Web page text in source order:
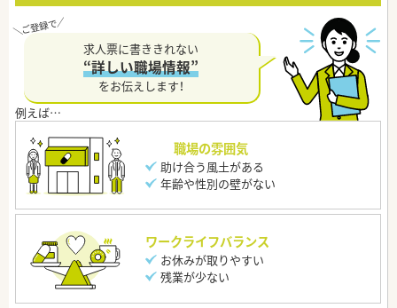
求人票に書ききれない
“詳しい職場情報”
をお伝えします！
職場の雰囲気
助け合う風土がある
年齢や性別の壁がない
ワークライフバランス
お休みが取りやすい
残業が少ない